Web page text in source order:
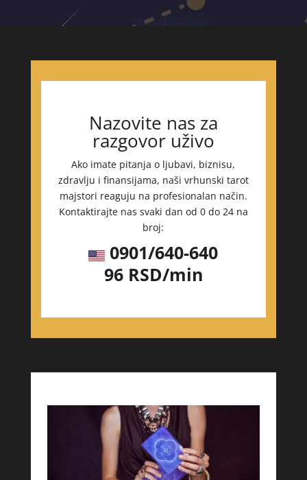
Nazovite nas za
razgovor uživo
Ako imate pitanja o ljubavi, biznisu,
zdravlju i finansijama, naši vrhunski tarot
majstori reaguju na profesionalan način.
Kontaktirajte nas svaki dan od 0 do 24 na
broj:
0901/640-640
96 RSD/min